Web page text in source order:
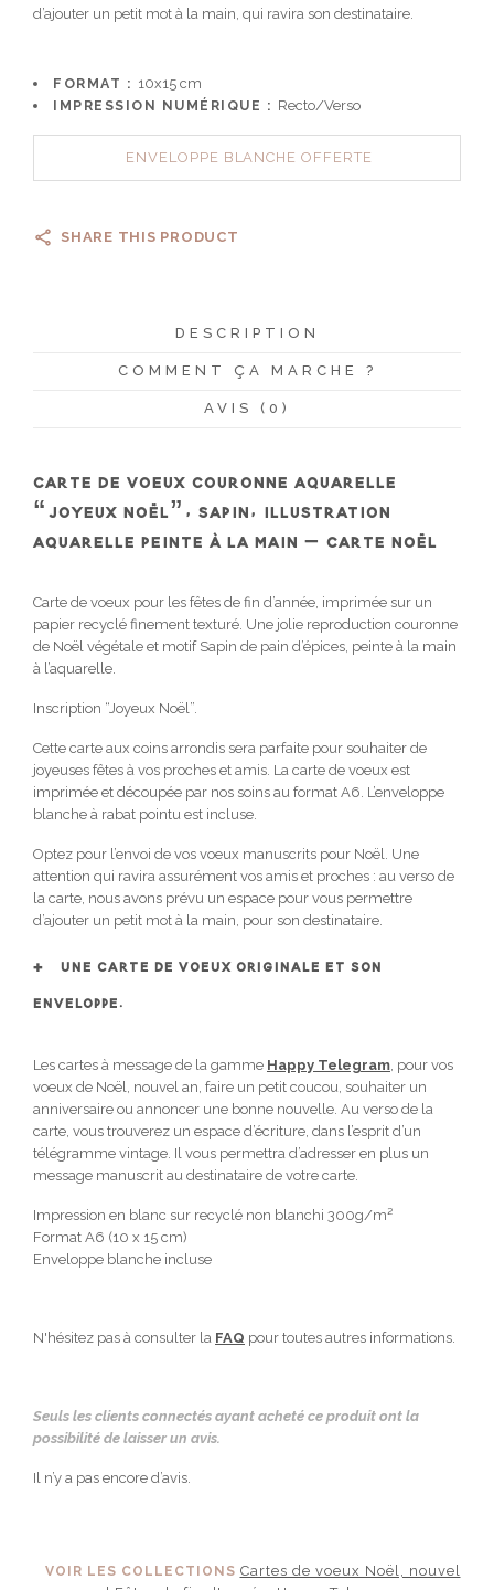
d’ajouter un petit mot à la main, qui ravira son destinataire.
FORMAT : 10x15 cm
IMPRESSION NUMÉRIQUE : Recto/Verso
ENVELOPPE BLANCHE OFFERTE
SHARE THIS PRODUCT
DESCRIPTION
COMMENT ÇA MARCHE ?
AVIS (0)
CARTE DE VOEUX COURONNE AQUARELLE
“JOYEUX NOËL”, SAPIN, ILLUSTRATION
AQUARELLE PEINTE À LA MAIN – CARTE NOËL
Carte de voeux pour les fêtes de fin d’année, imprimée sur un
papier recyclé finement texturé. Une jolie reproduction couronne
de Noël végétale et motif Sapin de pain d’épices, peinte à la main
à l’aquarelle.
Inscription “Joyeux Noël”.
Cette carte aux coins arrondis sera parfaite pour souhaiter de
joyeuses fêtes à vos proches et amis. La carte de voeux est
imprimée et découpée par nos soins au format A6. L’enveloppe
blanche à rabat pointu est incluse.
Optez pour l’envoi de vos voeux manuscrits pour Noël. Une
attention qui ravira assurément vos amis et proches : au verso de
la carte, nous avons prévu un espace pour vous permettre
d’ajouter un petit mot à la main, pour son destinataire.
UNE CARTE DE VOEUX ORIGINALE ET SON
ENVELOPPE.
Les cartes à message de la gamme Happy Telegram , pour vos
voeux de Noël, nouvel an, faire un petit coucou, souhaiter un
anniversaire ou annoncer une bonne nouvelle. Au verso de la
carte, vous trouverez un espace d’écriture, dans l’esprit d’un
télégramme vintage. Il vous permettra d’adresser en plus un
message manuscrit au destinataire de votre carte.
Impression en blanc sur recyclé non blanchi 300g/m²
Format A6 (10 x 15 cm)
Enveloppe blanche incluse
N'hésitez pas à consulter la FAQ pour toutes autres informations.
Seuls les clients connectés ayant acheté ce produit ont la
possibilité de laisser un avis.
Il n’y a pas encore d’avis.
VOIR LES COLLECTIONS Cartes de voeux Noël, nouvel